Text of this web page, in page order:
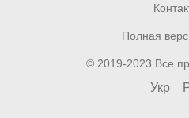
Полная
© 2019-2023 Все
Укр